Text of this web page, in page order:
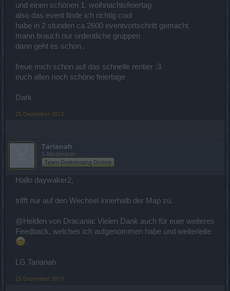
und einen schönen 1. weihnachtsfeiertag
also das event finde ich richtig cool
habe in 2 stunden ca 2600 eventvortschritt gemacht
mann brauch nur ordentliche gruppen
dann geht es schon .
freue mich schon auf das schnelle rentier :3
euch allen noch schöne feiertage
Dark
25 Dezember 2013
Tarianah
S-Moderator
Team Drakensang Online
Hallo daywaker2,
trifft nur auf den Wechsel innerhalb der Map zu.
@Helden von Dracania: Vielen Dank auch für euer weiteres
Feedback, welches ich aufgenommen habe und weiterleite
.
LG Tarianah
25 Dezember 2013